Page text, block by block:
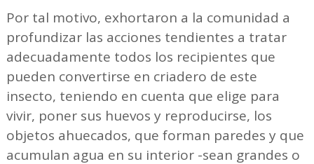
Por tal motivo, exhortaron a la comunidad a
profundizar las acciones tendientes a tratar
adecuadamente todos los recipientes que
pueden convertirse en criadero de este
insecto, teniendo en cuenta que elige para
vivir, poner sus huevos y reproducirse, los
objetos ahuecados, que forman paredes y que
acumulan agua en su interior -sean grandes o